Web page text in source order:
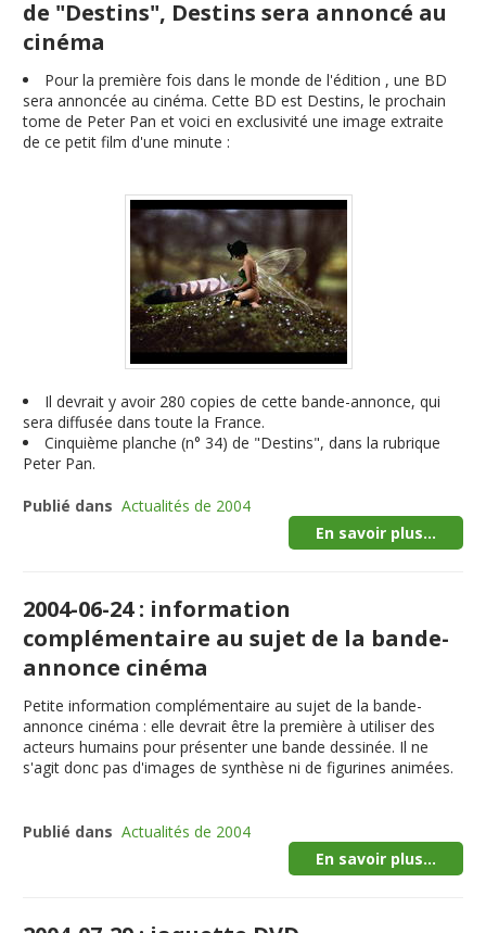
de "Destins", Destins sera annoncé au
cinéma
Pour la première fois dans le monde de l'édition , une BD
sera annoncée au cinéma. Cette BD est Destins, le prochain
tome de Peter Pan et voici en exclusivité une image extraite
de ce petit film d'une minute :
Il devrait y avoir 280 copies de cette bande-annonce, qui
sera diffusée dans toute la France.
Cinquième planche (n° 34) de "Destins", dans la rubrique
Peter Pan.
Publié dans Actualités de 2004
En savoir plus...
2004-06-24 : information
complémentaire au sujet de la bande-
annonce cinéma
Petite information complémentaire au sujet de la bande-
annonce cinéma : elle devrait être la première à utiliser des
acteurs humains pour présenter une bande dessinée. Il ne
s'agit donc pas d'images de synthèse ni de figurines animées.
Publié dans Actualités de 2004
En savoir plus...